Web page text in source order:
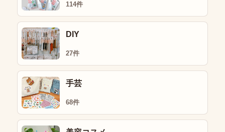
114件
DIY
27件
手芸
68件